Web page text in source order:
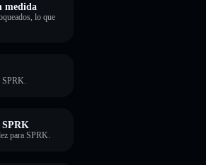
medida
lo que
SPRK.
SPRK
para SPRK.